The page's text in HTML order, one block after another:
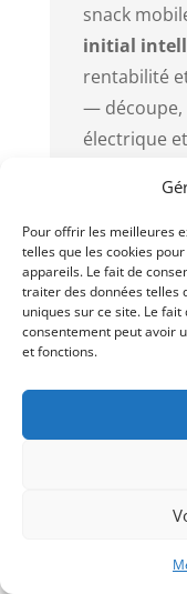
Pour offrir les meilleures
telles que les cookies
appareils. Le fait de
traiter des données telles
uniques sur ce site. Le
consentement peut avoir
et fonctions.
snack
initial
rentabilité
— découpe,
électrique
structure
semaines.
des
industrielle
sur mesure
Le
innovante
.
optimise